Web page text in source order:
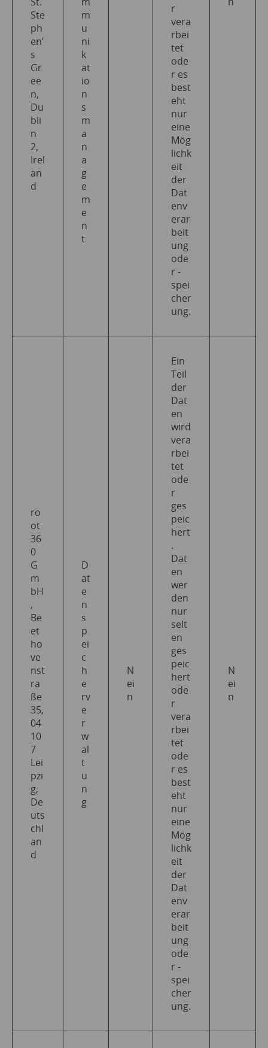
Ste
ph
en’
s
Gr
ee
n,
Du
bli
n
2,
Irel
an
d
m
u
ni
k
at
io
n
s
m
a
n
a
g
e
m
e
n
t
r
vera
rbei
tet
ode
r es
best
eht
nur
eine
Mög
lichk
eit
der
Dat
env
erar
beit
ung
ode
r -
spei
cher
ung.
ro
ot
36
0
G
m
bH
,
Be
et
ho
ve
nst
ra
ße
35,
04
10
7
Lei
pzi
g,
De
uts
chl
an
d
D
at
e
n
s
p
ei
c
h
e
rv
e
r
w
al
t
u
n
g
N
ei
n
Ein
Teil
der
Dat
en
wird
vera
rbei
tet
ode
r
ges
peic
hert
.
Dat
en
wer
den
nur
selt
en
ges
peic
hert
ode
r
vera
rbei
tet
ode
r es
best
eht
nur
eine
Mög
lichk
eit
der
Dat
env
erar
beit
ung
ode
r -
spei
cher
ung.
N
ei
n